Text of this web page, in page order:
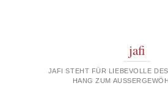
jafi
JAFI STEHT FÜR LIEBEVOLLE
HANG ZUM